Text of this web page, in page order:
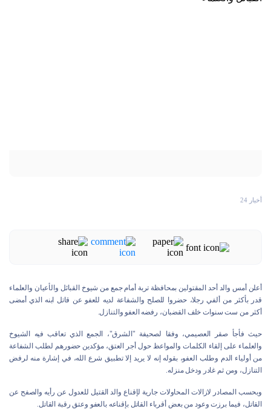
أخبار 24
أعلن أمس والد أحد المقتولين بمحافظة تربة أمام جمع من شيوخ القبائل والأعيان والعلماء
قدر بأكثر من ألفي رجلا، حضروا للصلح والشفاعة لديه للعفو عن قاتل ابنه الذي أمضى
أكثر من ست سنوات خلف القضبان، رفضه العفو والتنازل.
حيث فأجأ صقر العصيمي، وفقا لصحيفة "الشرق"، الجمع الذي تعاقب فيه الشيوخ
والعلماء على إلقاء الكلمات والمواعظ حول أجر العتق، مؤكدين حضورهم لطلب الشفاعة
من أولياء الدم وطلب العفو، بقوله إنه لا يريد إلا تطبيق شرع الله، في إشارة منه لرفض
التنازل، ومن ثم غادر ودخل منزله.
وبحسب المصادر لازالات المحاولات جارية لإقناع والد القتيل للعدول عن رأيه والصفح عن
القاتل، فيما برزت وعود من بعض أقرباء القاتل بإقناعه بالعفو وعتق رقبة القاتل.